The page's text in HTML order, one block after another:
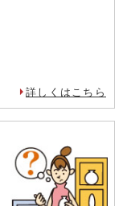
詳しくはこちら